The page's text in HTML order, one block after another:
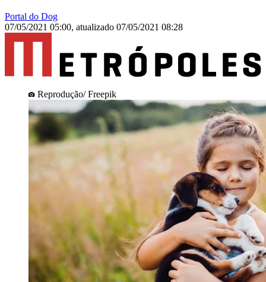
Portal do Dog
07/05/2021 05:00, atualizado 07/05/2021 08:28
Reprodução/ Freepik